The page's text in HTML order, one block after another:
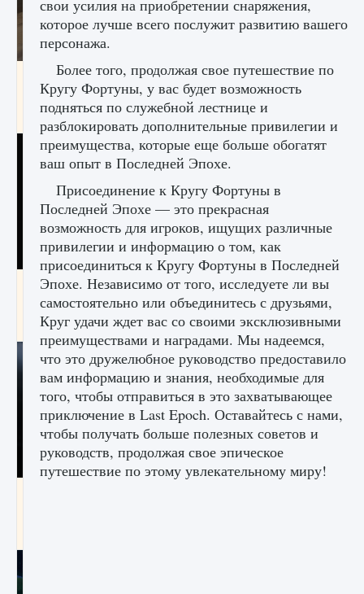
Как исправить неработающие награды For
Honor
9 августа 2024 1 205 0 0
Как разблокировать чертеж счастливого
оружия в MW3 и Warzone
9 августа 2024 1 151 0 0
свои усилия на приобретении снаряжения,
которое лучше всего послужит развитию вашего
персонажа.
Более того, продолжая свое путешествие по
Кругу Фортуны, у вас будет возможность
подняться по служебной лестнице и
разблокировать дополнительные привилегии и
преимущества, которые еще больше обогатят
ваш опыт в Последней Эпохе.
Присоединение к Кругу Фортуны в
Последней Эпохе — это прекрасная
возможность для игроков, ищущих различные
привилегии и информацию о том, как
присоединиться к Кругу Фортуны в Последней
Эпохе. Независимо от того, исследуете ли вы
самостоятельно или объединитесь с друзьями,
Круг удачи ждет вас со своими эксклюзивными
преимуществами и наградами. Мы надеемся,
что это дружелюбное руководство предоставило
вам информацию и знания, необходимые для
того, чтобы отправиться в это захватывающее
приключение в Last Epoch. Оставайтесь с нами,
чтобы получать больше полезных советов и
руководств, продолжая свое эпическое
путешествие по этому увлекательному миру!